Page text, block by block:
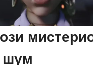
шум